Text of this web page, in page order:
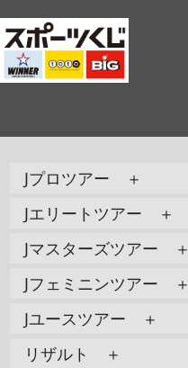
Jプロツアー ＋
Jエリートツアー ＋
Jマスターズツアー ＋
Jフェミニンツアー ＋
Jユースツアー ＋
リザルト ＋